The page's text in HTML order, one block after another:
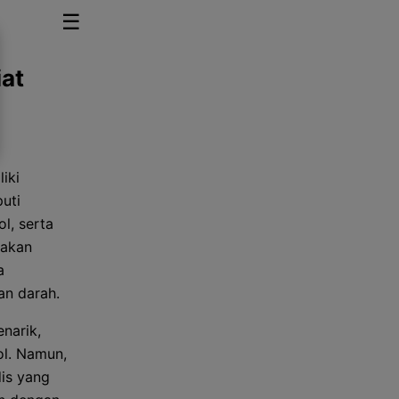
☰
serta
darah.
Namun,
yang